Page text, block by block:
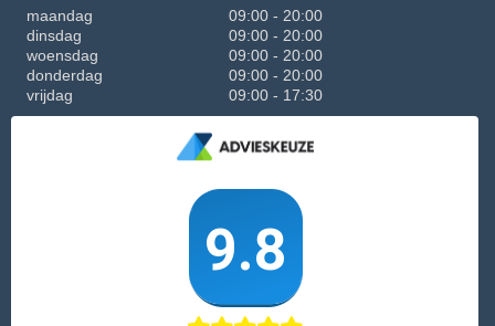
maandag
09:00 - 20:00
dinsdag
09:00 - 20:00
woensdag
09:00 - 20:00
donderdag
09:00 - 20:00
vrijdag
09:00 - 17:30